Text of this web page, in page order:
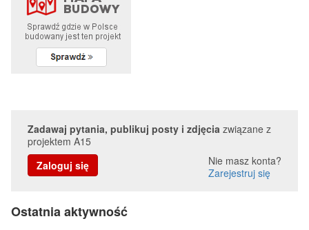
Zadawaj pytania, publikuj posty i zdjęcia związane z
projektem A15
Zaloguj się
Nie masz konta?
Zarejestruj się
Ostatnia aktywność